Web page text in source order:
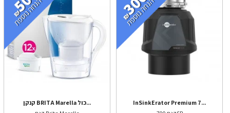
קנקן BRITA Marella כול...
InSinkErator Premium 7...